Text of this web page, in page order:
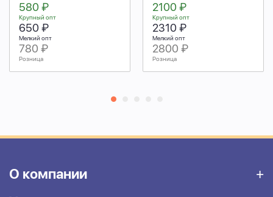
580 ₽
Крупный опт
650 ₽
Мелкий опт
780 ₽
Розница
2100 ₽
Крупный опт
2310 ₽
Мелкий опт
2800 ₽
Розница
О компании